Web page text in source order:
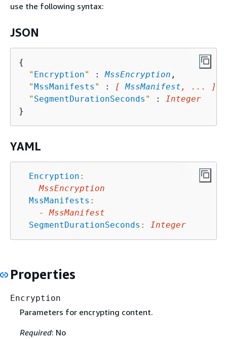
use the following syntax:
JSON
{
" Encryption" : MssEncryption ,
"MssManifests " : [ MssManifest , ... ]
" SegmentDurationSeconds " :
Integer
YAML
Encryption :
MssEncryption
MssManifests :
-
MssManifest
SegmentDurationSeconds : Integer
Properties
Encryption
Parameters for encrypting content.
Required: No